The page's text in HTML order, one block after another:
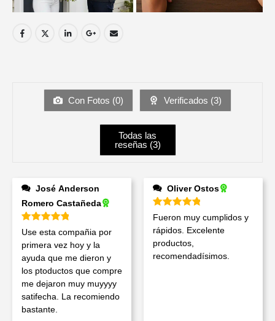
Con Fotos (0) Verificados (3)
Todas las
reseñas (3)
Romero Castañeda
Valorado en de 5
Use esta compañia por
primera vez hoy y la
ayuda que me dieron y
los ptoductos que compre
me dejaron muy muyyyy
satifecha. La recomiendo
bastante.
Oliver Ostos
Valorado en de 5
Fueron muy cumplidos y
rápidos. Excelente
productos,
recomendadísimos.